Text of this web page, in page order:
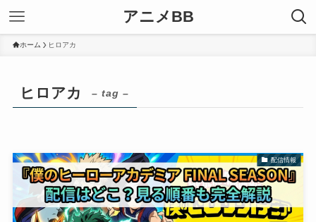
アニメBB
ホーム ヒロアカ
ヒロアカ – tag –
配信情報